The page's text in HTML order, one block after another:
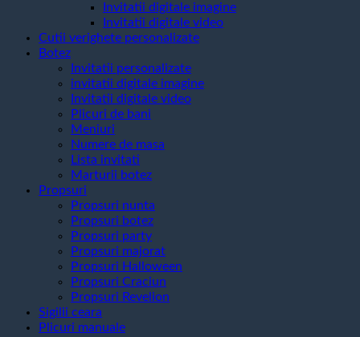
Invitatii digitale imagine
Invitatii digitale video
Cutii verighete personalizate
Botez
Invitatii personalizate
invitatii digitale imagine
Invitatii digitale video
Plicuri de bani
Meniuri
Numere de masa
Lista invitati
Marturii botez
Propsuri
Propsuri nunta
Propsuri botez
Propsuri party
Propsuri majorat
Propsuri Halloween
Propsuri Craciun
Propsuri Revelion
Sigilii ceara
Plicuri manuale